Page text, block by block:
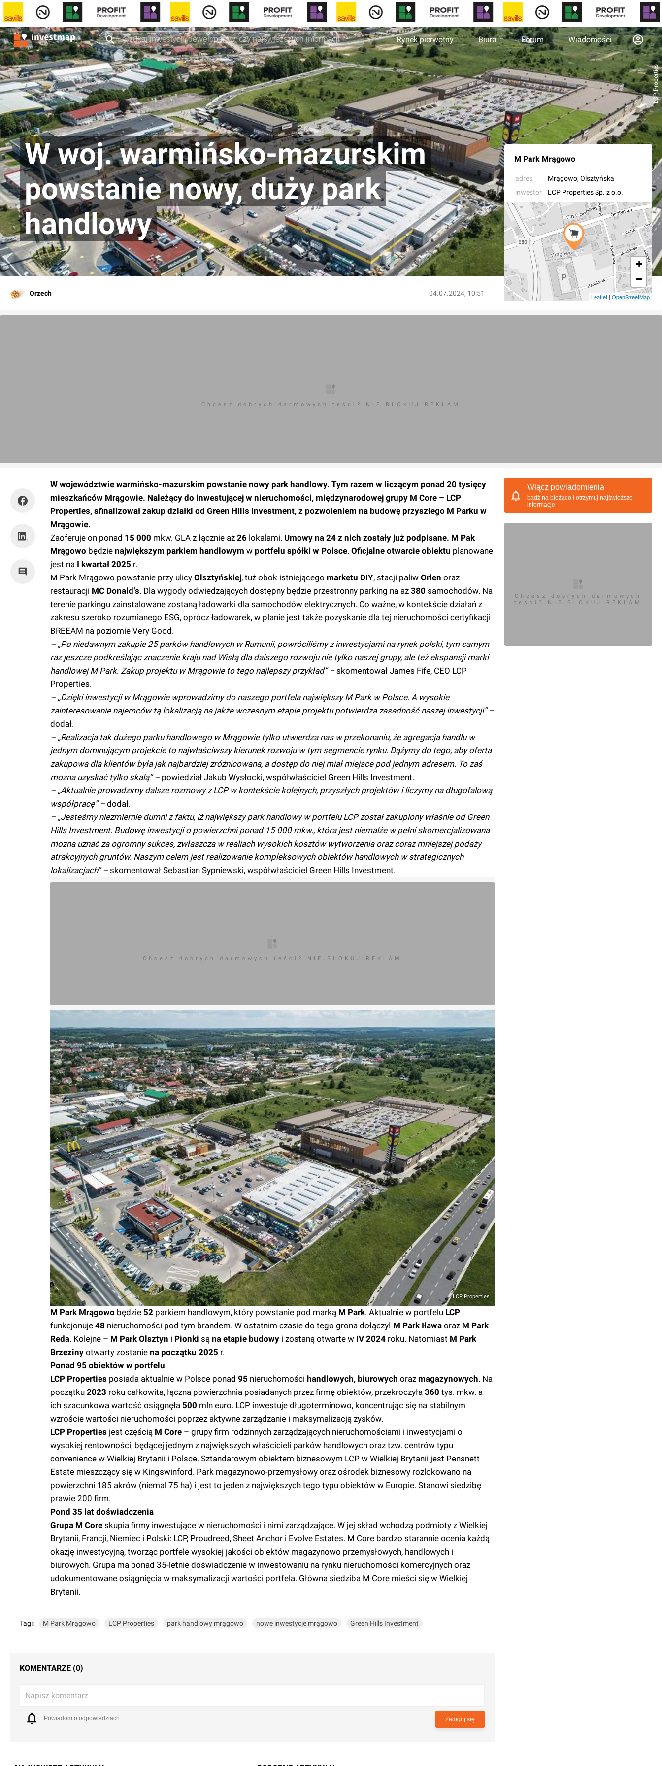
Rynek pierwotny Biura Forum Wiadomości
LCP Properties
W woj. warmińsko-mazurskim
powstanie nowy, duży park
handlowy
Orzech 04.07.2024, 10:51
M Park Mrągowo
adres Mrągowo, Olsztyńska
inwestor
LCP Properties Sp. z o.o.
+
−
Leaflet | OpenStreetMap
Chcesz dobrych darmowych teści? NIE BLOKUJ REKLAM
W województwie warmińsko-mazurskim powstanie nowy park handlowy. Tym razem w liczącym ponad 20 tysięcy
mieszkańców Mrągowie. Należący do inwestującej w nieruchomości, międzynarodowej grupy M Core – LCP
Properties, sfinalizował zakup działki od Green Hills Investment, z pozwoleniem na budowę przyszłego M Parku w
Mrągowie.
Zaoferuje on ponad 15 000 mkw. GLA z łącznie aż 26 lokalami. Umowy na 24 z nich zostały już podpisane. M Pak
Mrągowo będzie największym parkiem handlowym w portfelu spółki w Polsce. Oficjalne otwarcie obiektu planowane
jest na I kwartał 2025 r.
M Park Mrągowo powstanie przy ulicy Olsztyńskiej, tuż obok istniejącego marketu DIY, stacji paliw Orlen oraz
restauracji MC Donald‘s. Dla wygody odwiedzających dostępny będzie przestronny parking na aż 380 samochodów. Na
terenie parkingu zainstalowane zostaną ładowarki dla samochodów elektrycznych. Co ważne, w kontekście działań z
zakresu szeroko rozumianego ESG, oprócz ładowarek, w planie jest także pozyskanie dla tej nieruchomości certyfikacji
BREEAM na poziomie Very Good.
– „Po niedawnym zakupie 25 parków handlowych w Rumunii, powróciliśmy z inwestycjami na rynek polski, tym samym
raz jeszcze podkreślając znaczenie kraju nad Wisłą dla dalszego rozwoju nie tylko naszej grupy, ale też ekspansji marki
handlowej M Park. Zakup projektu w Mrągowie to tego najlepszy przykład” –skomentował James Fife, CEO LCP
Properties.
– „Dzięki inwestycji w Mrągowie wprowadzimy do naszego portfela największy M Park w Polsce. A wysokie
zainteresowanie najemców tą lokalizacją na jakże wczesnym etapie projektu potwierdza zasadność naszej inwestycji” –
dodał.
– „Realizacja tak dużego parku handlowego w Mrągowie tylko utwierdza nas w przekonaniu, że agregacja handlu w
jednym dominującym projekcie to najwłaściwszy kierunek rozwoju w tym segmencie rynku. Dążymy do tego, aby oferta
zakupowa dla klientów była jak najbardziej zróżnicowana, a dostęp do niej miał miejsce pod jednym adresem. To zaś
można uzyskać tylko skalą” –powiedział Jakub Wysłocki, współwłaściciel Green Hills Investment.
– „Aktualnie prowadzimy dalsze rozmowy z LCP w kontekście kolejnych, przyszłych projektów i liczymy na długofalową
współpracę” –dodał.
– „Jesteśmy niezmiernie dumni z faktu, iż największy park handlowy w portfelu LCP został zakupiony właśnie od Green
Hills Investment. Budowę inwestycji o powierzchni ponad 15 000 mkw., która jest niemalże w pełni skomercjalizowana
można uznać za ogromny sukces, zwłaszcza w realiach wysokich kosztów wytworzenia oraz coraz mniejszej podaży
atrakcyjnych gruntów. Naszym celem jest realizowanie kompleksowych obiektów handlowych w strategicznych
lokalizacjach” –skomentował Sebastian Sypniewski, współwłaściciel Green Hills Investment.
Chcesz dobrych darmowych teści? NIE BLOKUJ REKLAM
LCP Properties
M Park Mrągowo będzie 52 parkiem handlowym, który powstanie pod marką M Park. Aktualnie w portfelu LCP
funkcjonuje 48 nieruchomości pod tym brandem. W ostatnim czasie do tego grona dołączył M Park Iława oraz M Park
Reda. Kolejne – M Park Olsztyn i Pionki są na etapie budowy i zostaną otwarte w IV 2024 roku. Natomiast M Park
Brzeziny otwarty zostanie na początku 2025 r.
Ponad 95 obiektów w portfelu
LCP Properties posiada aktualnie w Polsce ponad 95 nieruchomości handlowych, biurowych oraz magazynowych. Na
początku 2023 roku całkowita, łączna powierzchnia posiadanych przez firmę obiektów, przekroczyła 360 tys. mkw. a
ich szacunkowa wartość osiągnęła 500 mln euro. LCP inwestuje długoterminowo, koncentrując się na stabilnym
wzroście wartości nieruchomości poprzez aktywne zarządzanie i maksymalizacją zysków.
LCP Properties jest częścią M Core – grupy firm rodzinnych zarządzających nieruchomościami i inwestycjami o
wysokiej rentowności, będącej jednym z największych właścicieli parków handlowych oraz tzw. centrów typu
convenience w Wielkiej Brytanii i Polsce. Sztandarowym obiektem biznesowym LCP w Wielkiej Brytanii jest Pensnett
Estate mieszczący się w Kingswinford. Park magazynowo-przemysłowy oraz ośrodek biznesowy rozlokowano na
powierzchni 185 akrów (niemal 75 ha) i jest to jeden z największych tego typu obiektów w Europie. Stanowi siedzibę
prawie 200 firm.
Pond 35 lat doświadczenia
Grupa M Core skupia firmy inwestujące w nieruchomości i nimi zarządzające. W jej skład wchodzą podmioty z Wielkiej
Brytanii, Francji, Niemiec i Polski: LCP, Proudreed, Sheet Anchor i Evolve Estates. M Core bardzo starannie ocenia każdą
okazję inwestycyjną, tworząc portfele wysokiej jakości obiektów magazynowo przemysłowych, handlowych i
biurowych. Grupa ma ponad 35-letnie doświadczenie w inwestowaniu na rynku nieruchomości komercyjnych oraz
udokumentowane osiągnięcia w maksymalizacji wartości portfela. Główna siedziba M Core mieści się w Wielkiej
Brytanii.
Tagi: M Park Mrągowo LCP Properties park handlowy mrągowo nowe inwestycje mrągowo Green Hills Investment
KOMENTARZE (0)
Napisz komentarz
Powiadom o odpowiedziach Zaloguj się
Włącz powiadomienia
bądź na bieżąco i otrzymuj najświeższe
informacje
Chcesz dobrych darmowych
teści? NIE BLOKUJ REKLAM